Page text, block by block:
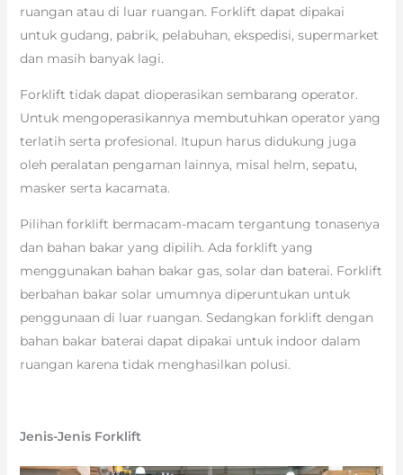
ruangan atau di luar ruangan. Forklift dapat dipakai
untuk gudang, pabrik, pelabuhan, ekspedisi, supermarket
dan masih banyak lagi.
Forklift tidak dapat dioperasikan sembarang operator.
Untuk mengoperasikannya membutuhkan operator yang
terlatih serta profesional. Itupun harus didukung juga
oleh peralatan pengaman lainnya, misal helm, sepatu,
masker serta kacamata.
Pilihan forklift bermacam-macam tergantung tonasenya
dan bahan bakar yang dipilih. Ada forklift yang
menggunakan bahan bakar gas, solar dan baterai. Forklift
berbahan bakar solar umumnya diperuntukan untuk
penggunaan di luar ruangan. Sedangkan forklift dengan
bahan bakar baterai dapat dipakai untuk indoor dalam
ruangan karena tidak menghasilkan polusi.
Jenis-Jenis Forklift